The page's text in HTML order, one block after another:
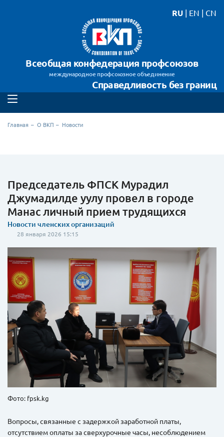
Всеобщая конфедерация профсоюзов
международное профсоюзное объединение
Справедливость без границ
RU | EN | CN
Главная О ВКП Новости
Председатель ФПСК Мурадил
Джумадилде уулу провел в городе
Манас личный прием трудящихся
Новости членских организаций
28 января 2026 15:15
Фото: fpsk.kg
Вопросы, связанные с задержкой заработной платы,
отсутствием оплаты за сверхурочные часы, несоблюдением